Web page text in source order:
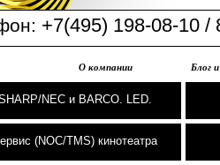
+7(495) 198-08-10 /
О компании Блог
NEC и BARCO. LED.
(NOC/TMS) кинотеатра